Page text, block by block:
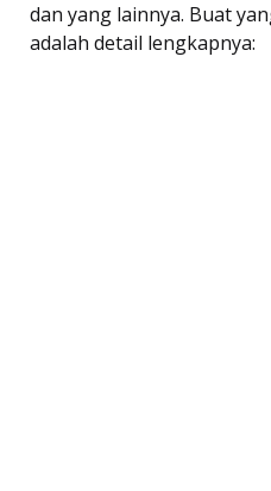
dan yang lainnya. Buat
adalah detail lengkapnya: